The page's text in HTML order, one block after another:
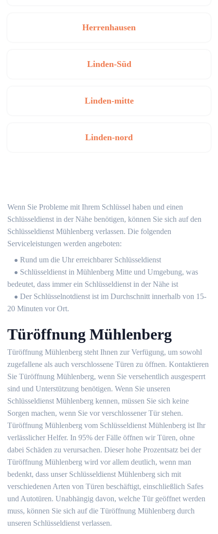
Herrenhausen
Linden-Süd
Linden-mitte
Linden-nord
Wenn Sie Probleme mit Ihrem Schlüssel haben und einen
Schlüsseldienst in der Nähe benötigen, können Sie sich auf den
Schlüsseldienst Mühlenberg verlassen. Die folgenden
Serviceleistungen werden angeboten:
Rund um die Uhr erreichbarer Schlüsseldienst
Schlüsseldienst in Mühlenberg Mitte und Umgebung, was
bedeutet, dass immer ein Schlüsseldienst in der Nähe ist
Der Schlüsselnotdienst ist im Durchschnitt innerhalb von 15-
20 Minuten vor Ort.
Türöffnung Mühlenberg
Türöffnung Mühlenberg steht Ihnen zur Verfügung, um sowohl
zugefallene als auch verschlossene Türen zu öffnen. Kontaktieren
Sie Türöffnung Mühlenberg, wenn Sie versehentlich ausgesperrt
sind und Unterstützung benötigen. Wenn Sie unseren
Schlüsseldienst Mühlenberg kennen, müssen Sie sich keine
Sorgen machen, wenn Sie vor verschlossener Tür stehen.
Türöffnung Mühlenberg vom Schlüsseldienst Mühlenberg ist Ihr
verlässlicher Helfer. In 95% der Fälle öffnen wir Türen, ohne
dabei Schäden zu verursachen. Dieser hohe Prozentsatz bei der
Türöffnung Mühlenberg wird vor allem deutlich, wenn man
bedenkt, dass unser Schlüsseldienst Mühlenberg sich mit
verschiedenen Arten von Türen beschäftigt, einschließlich Safes
und Autotüren. Unabhängig davon, welche Tür geöffnet werden
muss, können Sie sich auf die Türöffnung Mühlenberg durch
unseren Schlüsseldienst verlassen.